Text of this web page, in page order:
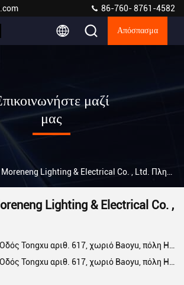
86-760- 8761-4582
Απόσπασμα
μαζί
μας
Zhongshan Moreneng Lighting & Electrical Co. , Ltd. Πληροφορίες Επικοινωνίας
Lighting & Electrical Co. ,
Οδός Tongxu αριθ. 617, χωριό Baoyu, πόλη Henglan, πόλη Zhongshan, επαρχία Guangdong, Κίνα
Οδός Tongxu αριθ. 617, χωριό Baoyu, πόλη Henglan, πόλη Zhongshan, επαρχία Guangdong, Κίνα